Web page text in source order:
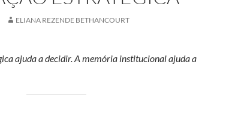
ELIANA REZENDE BETHANCOURT
ajuda a decidir. A memória institucional ajuda a